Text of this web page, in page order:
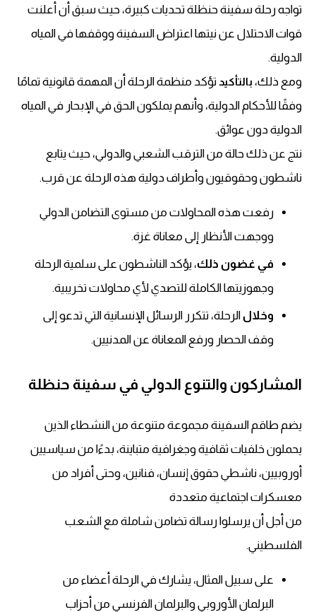
تواجه رحلة سفينة حنظلة تحديات كبيرة، حيث سبق أن أعلنت
قوات الاحتلال عن نيتها اعتراض السفينة ووقفها في المياه
الدولية.
ومع ذلك، بالتأكيد تؤكد منظمة الرحلة أن المهمة قانونية تمامًا
وفقًا للأحكام الدولية، وأنهم يملكون الحق في الإبحار في المياه
الدولية دون عوائق.
نتج عن ذلك حالة من الترقب الشعبي والدولي، حيث يتابع
ناشطون وحقوقيون وأطراف دولية هذه الرحلة عن قرب.
رفعت هذه المحاولات من مستوى التضامن الدولي
ووجهت الأنظار إلى معاناة غزة.
في غضون ذلك، يؤكد الناشطون على سلمية الرحلة
وجهوزيتها الكاملة للتصدي لأي محاولات تخريبية.
وخلال الرحلة، تتكرر الرسائل الإنسانية التي تدعو إلى
وقف الحصار ورفع المعاناة عن المدنيين.
المشاركون والتنوع الدولي في سفينة حنظلة
يضم طاقم السفينة مجموعة متنوعة من النشطاء الذين
يحملون خلفيات ثقافية وجغرافية متباينة، بدءًا من سياسيين
أوروبيين، ناشطي حقوق إنسان، فنانين، وحتى أفراد من
معسكرات اجتماعية متعددة
من أجل أن يرسلوا رسالة تضامن شاملة مع الشعب
الفلسطيني.
على سبيل المثال، يشارك في الرحلة أعضاء من
البرلمان الأوروبي والبرلمان الفرنسي من أحزاب